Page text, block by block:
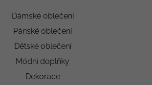
Dámské oblečení
Pánské oblečení
Dětské oblečení
Módní doplňky
Dekorace